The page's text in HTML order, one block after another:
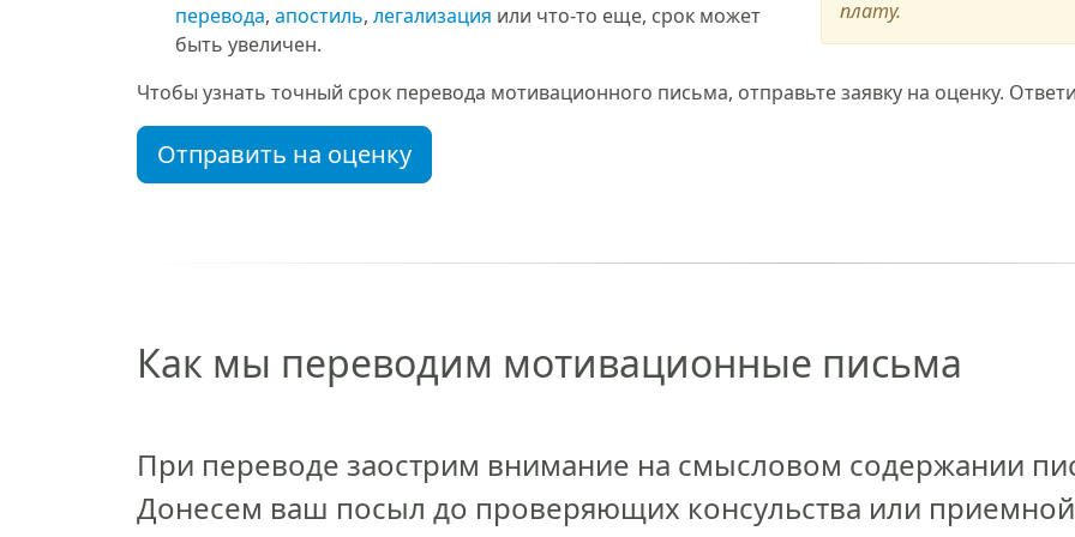
перевода, апостиль, легализация или что-то еще, срок может
быть увеличен.
плату.
Чтобы узнать точный срок перевода мотивационного письма, отправьте заявку на оценку.
Отправить на оценку
Как мы переводим мотивационные письма
При переводе заострим внимание на смысловом содержании
Донесем ваш посыл до проверяющих консульства или